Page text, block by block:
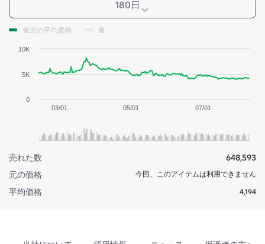
180日
最近の平均価格 量
03/01 05/01 07/01
0
5K
10K
売れた数
648,593
元の価格
今回、このアイテムは利用できません
平均価格 4,194